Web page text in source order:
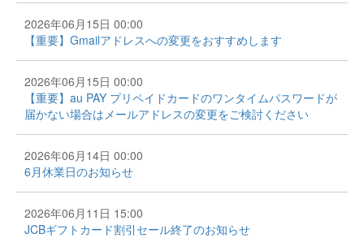
2026年06月15日 00:00
【重要】Gmailアドレスへの変更をおすすめします
2026年06月15日 00:00
【重要】au PAY プリペイドカードのワンタイムパスワードが
届かない場合はメールアドレスの変更をご検討ください
2026年06月14日 00:00
6月休業日のお知らせ
2026年06月11日 15:00
JCBギフトカード割引セール終了のお知らせ